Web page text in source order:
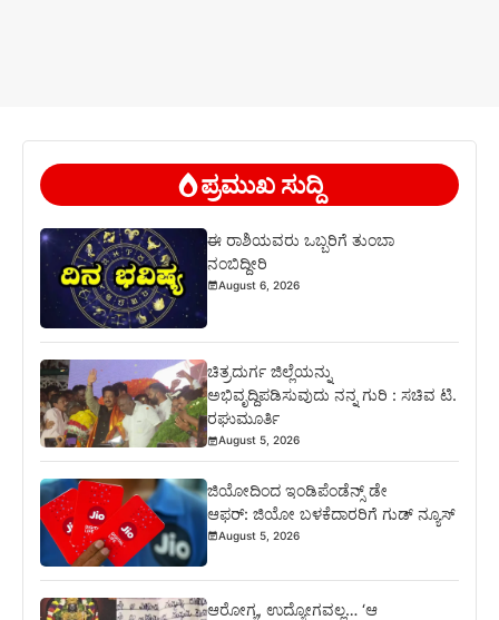
ಪ್ರಮುಖ ಸುದ್ದಿ
ಈ ರಾಶಿಯವರು ಒಬ್ಬರಿಗೆ ತುಂಬಾ
ನಂಬಿದ್ದೀರಿ
August 6, 2026
ಚಿತ್ರದುರ್ಗ ಜಿಲ್ಲೆಯನ್ನು
ಅಭಿವೃದ್ದಿಪಡಿಸುವುದು ನನ್ನ ಗುರಿ : ಸಚಿವ ಟಿ.
ರಘುಮೂರ್ತಿ
August 5, 2026
ಜಿಯೋದಿಂದ ಇಂಡಿಪೆಂಡೆನ್ಸ್ ಡೇ
ಆಫರ್: ಜಿಯೋ ಬಳಕೆದಾರರಿಗೆ ಗುಡ್ ನ್ಯೂಸ್
August 5, 2026
ಆರೋಗ್ಯ, ಉದ್ಯೋಗವಲ್ಲ… ‘ಆ